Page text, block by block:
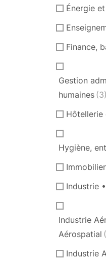
Énergie
Finance,
Gestion
humaines (3)
Hôtellerie
Hygiène,
Immobilier
Industrie
Industrie
Aérospatial
Industrie